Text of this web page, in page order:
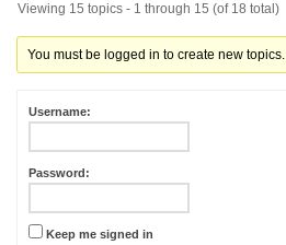
Viewing 15 topics - 1 through 15 (of 18 total)
You must be logged in to create new topics.
Username:
Password:
Keep me signed in